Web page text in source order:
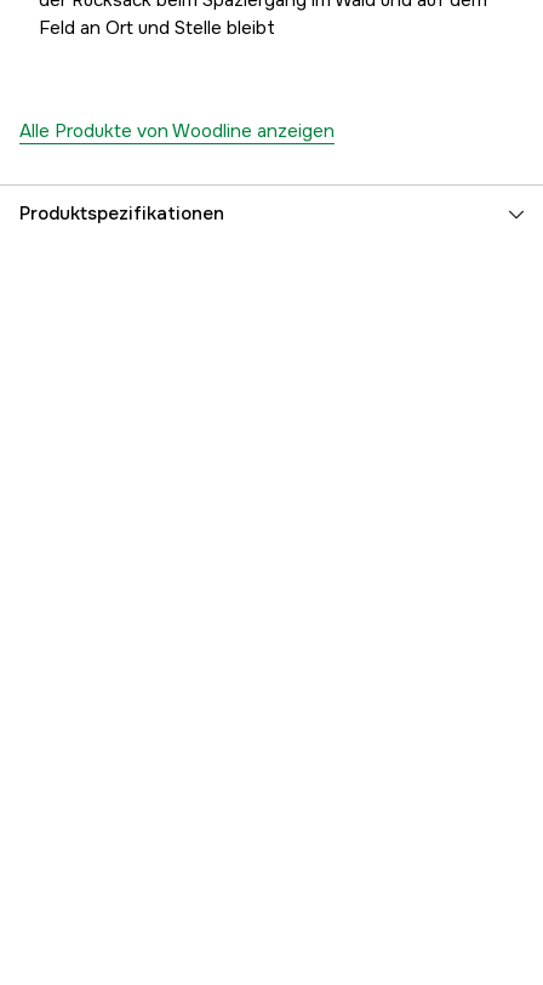
Feld an Ort und Stelle bleibt
Alle Produkte von Woodline anzeigen
Produktspezifikationen